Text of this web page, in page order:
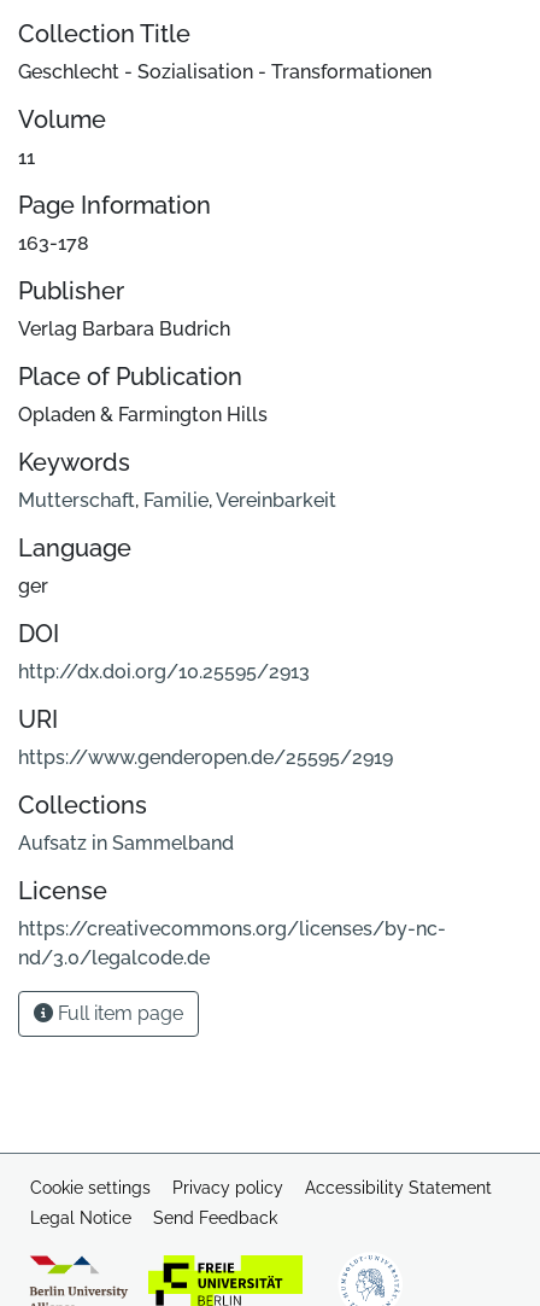
Collection Title
Geschlecht - Sozialisation - Transformationen
Volume
11
Page Information
163-178
Publisher
Verlag Barbara Budrich
Place of Publication
Opladen & Farmington Hills
Keywords
Mutterschaft, Familie,Vereinbarkeit
Language
ger
DOI
http://dx.doi.org/10.25595/2913
URI
https://www.genderopen.de/25595/2919
Collections
Aufsatz in Sammelband
License
https://creativecommons.org/licenses/by-nc-
nd/3.0/legalcode.de
Full item page
Cookie settings Privacy policy
Accessibility Statement
Legal Notice
Send Feedback